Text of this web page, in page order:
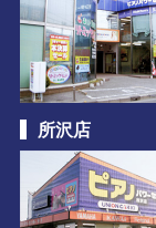
所沢店